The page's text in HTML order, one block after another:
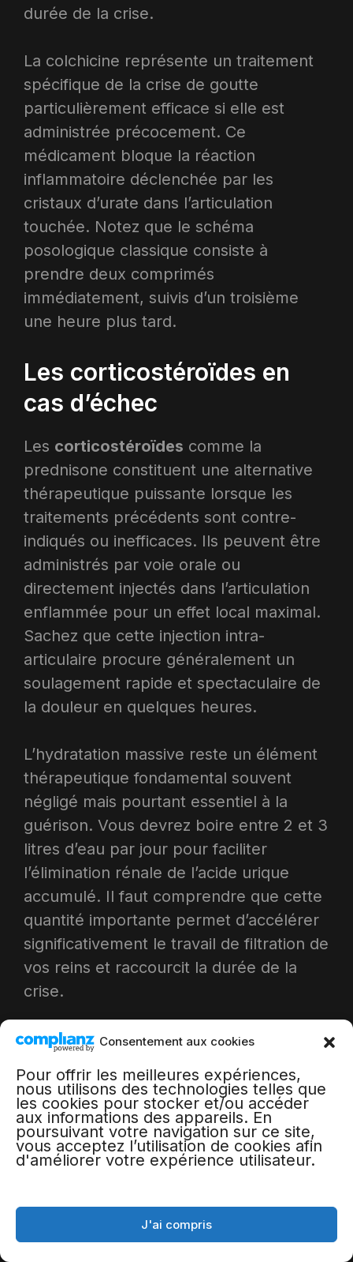
Consentement aux cookies
Pour offrir les meilleures expériences,
nous utilisons des technologies telles que
les cookies pour stocker et/ou accéder
aux informations des appareils. En
poursuivant votre navigation sur ce site,
vous acceptez l’utilisation de cookies afin
d'améliorer votre expérience utilisateur.
J'ai compris
durée de la crise.​
La colchicine représente un traitement
spécifique de la crise de goutte
particulièrement efficace si elle est
administrée précocement. Ce
médicament bloque la réaction
inflammatoire déclenchée par les
cristaux d’urate dans l’articulation
touchée. Notez que le schéma
posologique classique consiste à
prendre deux comprimés
immédiatement, suivis d’un troisième
une heure plus tard.​
Les corticostéroïdes en
cas d’échec
Les corticostéroïdes comme la
prednisone constituent une alternative
thérapeutique puissante lorsque les
traitements précédents sont contre-
indiqués ou inefficaces. Ils peuvent être
administrés par voie orale ou
directement injectés dans l’articulation
enflammée pour un effet local maximal.
Sachez que cette injection intra-
articulaire procure généralement un
soulagement rapide et spectaculaire de
la douleur en quelques heures.​
L’hydratation massive reste un élément
thérapeutique fondamental souvent
négligé mais pourtant essentiel à la
guérison. Vous devrez boire entre 2 et 3
litres d’eau par jour pour faciliter
l’élimination rénale de l’acide urique
accumulé. Il faut comprendre que cette
quantité importante permet d’accélérer
significativement le travail de filtration de
vos reins et raccourcit la durée de la
crise.​
A LIRE AUSSI :Médicament pour odeur
2025
Les approches
naturelles
complémentaires